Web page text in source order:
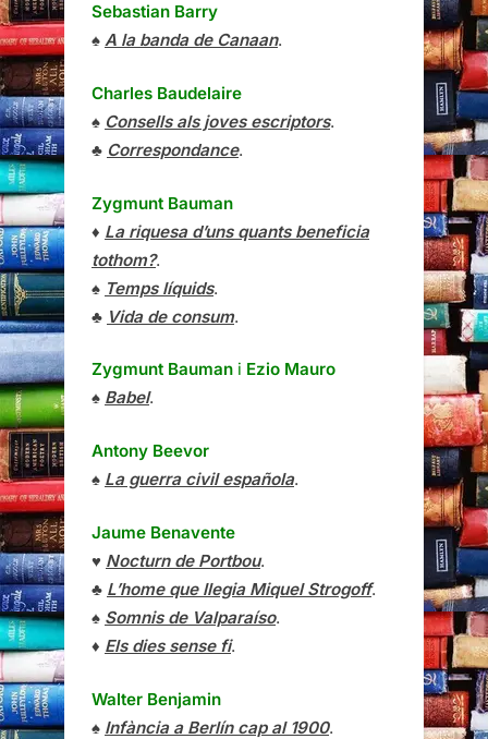
Sebastian Barry
♠ A la banda de Canaan.
Charles Baudelaire
♠ Consells als joves escriptors.
♣ Correspondance.
Zygmunt Bauman
♦ La riquesa d’uns quants beneficia
tothom?.
♠ Temps líquids.
♣ Vida de consum.
Zygmunt Bauman i Ezio Mauro
♠ Babel.
Antony Beevor
♠ La guerra civil española.
Jaume Benavente
♥ Nocturn de Portbou.
♣ L’home que llegia Miquel Strogoff.
♠ Somnis de Valparaíso.
♦ Els dies sense fi.
Walter Benjamin
♠ Infància a Berlín cap al 1900.